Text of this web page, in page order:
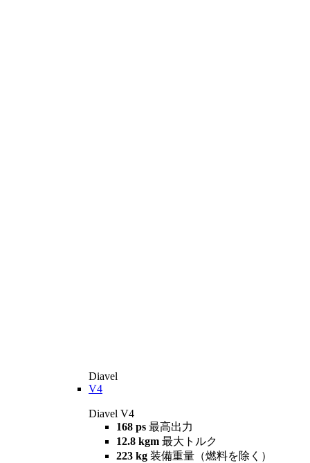
Diavel
V4
Diavel V4
168 ps 最高出力
12.8 kgm 最大トルク
223 kg 装備重量（燃料を除く）